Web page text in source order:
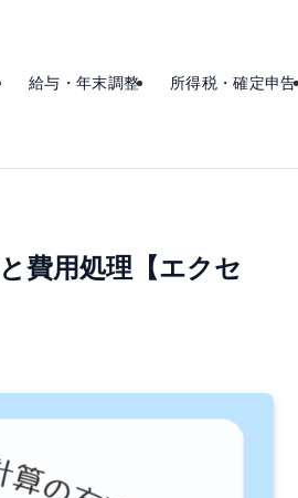
給与・年末調整 所得税・確定申告
費用処理【エクセ